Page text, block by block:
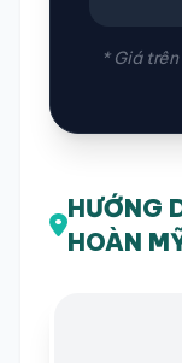
* Giá
HƯỚNG
HOÀN